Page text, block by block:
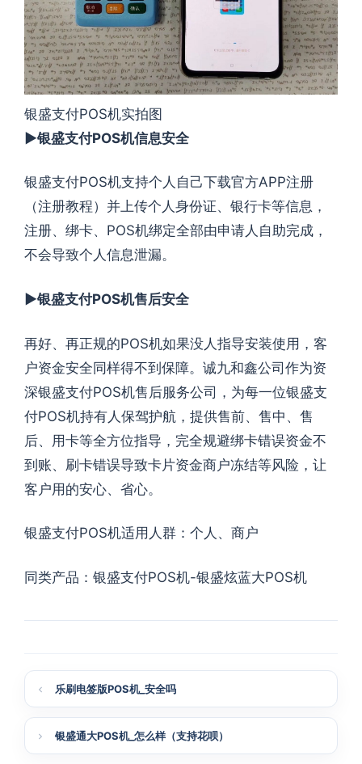
银盛支付POS机实拍图
►银盛支付POS机信息安全
银盛支付POS机支持个人自己下载官方APP注册
（注册教程）并上传个人身份证、银行卡等信息，
注册、绑卡、POS机绑定全部由申请人自助完成，
不会导致个人信息泄漏。
►银盛支付POS机售后安全
再好、再正规的POS机如果没人指导安装使用，客
户资金安全同样得不到保障。诚九和鑫公司作为资
深银盛支付POS机售后服务公司，为每一位银盛支
付POS机持有人保驾护航，提供售前、售中、售
后、用卡等全方位指导，完全规避绑卡错误资金不
到账、刷卡错误导致卡片资金商户冻结等风险，让
客户用的安心、省心。
银盛支付POS机适用人群：个人、商户
同类产品：银盛支付POS机-银盛炫蓝大POS机
乐刷电签版POS机_安全吗
银盛通大POS机_怎么样（支持花呗）